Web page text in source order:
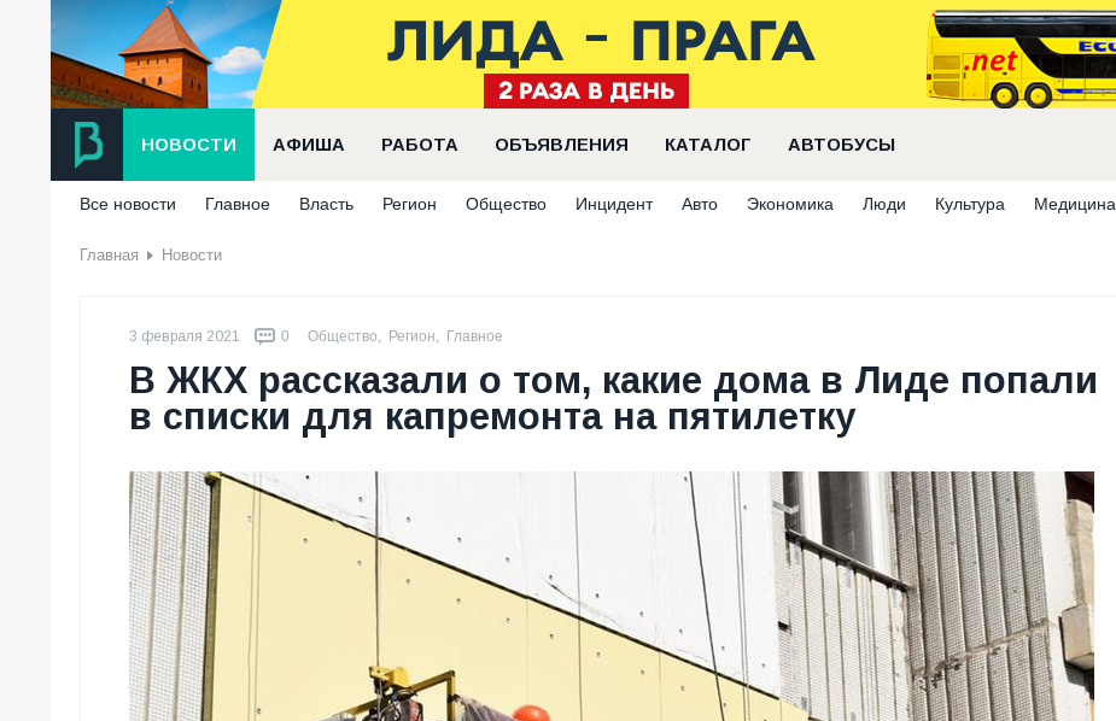
НОВОСТИ АФИША РАБОТА ОБЪЯВЛЕНИЯ КАТАЛОГ АВТОБУСЫ
Все новости Главное Власть Регион Общество Инцидент Авто Экономика Люди Культура Медицина
Главная Новости
3 февраля 2021 0 Общество, Регион, Главное
В ЖКХ рассказали о том, какие дома в Лиде попали
в списки для капремонта на пятилетку